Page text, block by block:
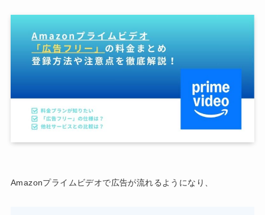
Amazonプライムビデオで広告が流れるようになり、